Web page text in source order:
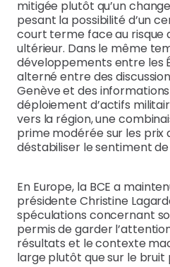
mitigée plutôt qu’un
pesant la possibilité d’un
court terme face au risque
ultérieur. Dans le même
développements entre les
alterné entre des
Genève et des
déploiement d’actifs
vers la région, une
prime modérée sur les prix
déstabiliser le sentiment
En Europe, la BCE a
présidente Christine
spéculations concernant
permis de garder
résultats et le contexte
large plutôt que sur le bruit